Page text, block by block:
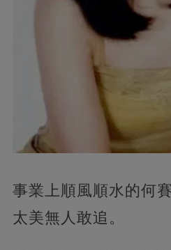
事業上順風順水的何
太美無人敢追。